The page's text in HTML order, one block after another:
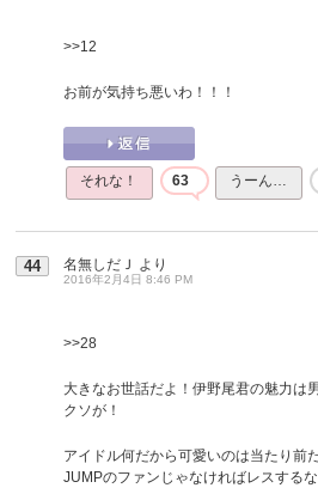
>>12
お前が気持ち悪いわ！！！
それな！ 63 うーん…
44 名無しだＪ より
2016年2月4日 8:46 PM
>>28
大きなお世話だよ！伊野尾君の魅力は
クソが！
アイドル何だから可愛いのは当たり前
JUMPのファンじゃなければレスするな